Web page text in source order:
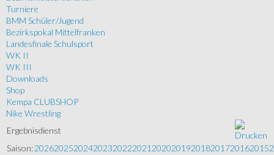
Turniere
BMM Schüler/Jugend
Bezirkspokal Mittelfranken
Landesfinale Schulsport
WK II
WK III
Downloads
Shop
Kempa CLUBSHOP
Nike Wrestling
Ergebnisdienst
Saison:202620252024202320222021 202020192018201720162015